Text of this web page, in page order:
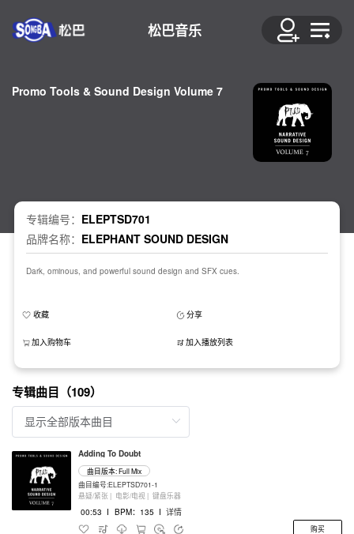
松巴音乐
Promo Tools & Sound Design Volume 7
专辑编号： ELEPTSD701
品牌名称： ELEPHANT SOUND DESIGN
Dark, ominous, and powerful sound design and SFX cues.
收藏 分享
加入购物车 加入播放列表
专辑曲目（109）
Adding To Doubt
曲目版本: Full Mix
曲目编号:ELEPTSD701-1
悬疑/紧张 | 电影/电视 | 键盘乐器
00:53 I BPM：135 I 详情
购买